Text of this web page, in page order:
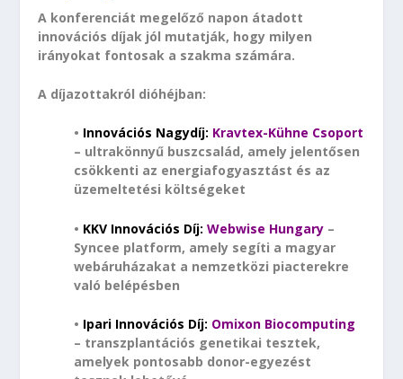
A konferenciát megelőző napon átadott
innovációs díjak jól mutatják, hogy milyen
irányokat fontosak a szakma számára.
A díjazottakról dióhéjban:
• Innovációs Nagydíj: Kravtex-Kühne Csoport
– ultrakönnyű buszcsalád, amely jelentősen
csökkenti az energiafogyasztást és az
üzemeltetési költségeket
• KKV Innovációs Díj: Webwise Hungary –
Syncee platform, amely segíti a magyar
webáruházakat a nemzetközi piacterekre
való belépésben
• Ipari Innovációs Díj: Omixon Biocomputing
– transzplantációs genetikai tesztek,
amelyek pontosabb donor-egyezést